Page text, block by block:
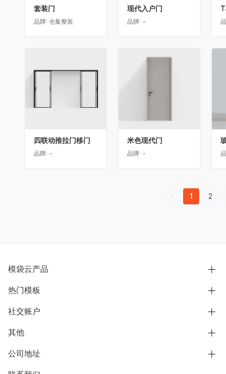
套装门
品牌: 仓集整装
现代入户门
品牌: -
四联动推拉门移门
品牌: -
收藏
米色现代门
品牌: -
1 2
模袋云产品
别墅设计营销
模型协同展示分享
别墅社区
热门模板
欧式别墅
中式别墅
社交账户
B站
抖音
微信公众号
其他
用户服务协议
隐私政策
公司地址